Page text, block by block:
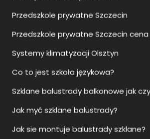
Przedszkole prywatne Szczecin
Przedszkole prywatne Szczecin cena
Systemy klimatyzacji Olsztyn
Co to jest szkoła językowa?
Szklane balustrady balkonowe jak
Jak myć szklane balustrady?
Jak sie montuje balustrady szklane?